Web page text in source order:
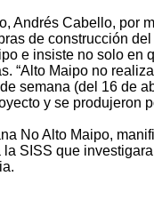
Andrés Cabello, por
de construcción
e insiste no solo
“Alto Maipo no
semana (del 16 de
y se produjeron
No Alto Maipo,
SISS que